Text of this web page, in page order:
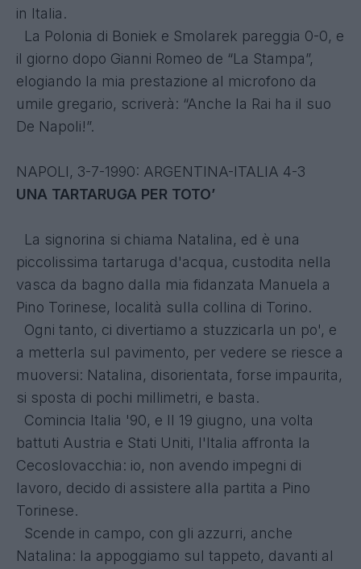
in Italia.
La Polonia di Boniek e Smolarek pareggia 0-0, e
il giorno dopo Gianni Romeo de “La Stampa”,
elogiando la mia prestazione al microfono da
umile gregario, scriverà: “Anche la Rai ha il suo
De Napoli!”.
NAPOLI, 3-7-1990: ARGENTINA-ITALIA 4-3
UNA TARTARUGA PER TOTO’
La signorina si chiama Natalina, ed è una
piccolissima tartaruga d'acqua, custodita nella
vasca da bagno dalla mia fidanzata Manuela a
Pino Torinese, località sulla collina di Torino.
Ogni tanto, ci divertiamo a stuzzicarla un po', e
a metterla sul pavimento, per vedere se riesce a
muoversi: Natalina, disorientata, forse impaurita,
si sposta di pochi millimetri, e basta.
Comincia Italia '90, e Il 19 giugno, una volta
battuti Austria e Stati Uniti, l'Italia affronta la
Cecoslovacchia: io, non avendo impegni di
lavoro, decido di assistere alla partita a Pino
Torinese.
Scende in campo, con gli azzurri, anche
Natalina: la appoggiamo sul tappeto, davanti al